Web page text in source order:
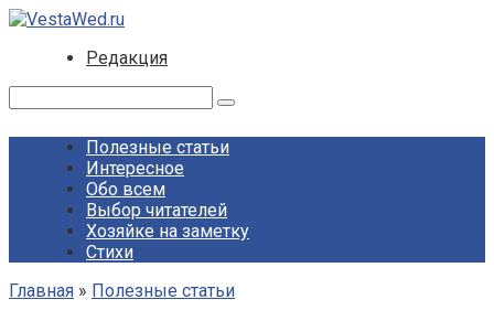
Перейти
контенту
Редакция
Полезные статьи
Интересное
Обо всем
Выбор читателей
Хозяйке на заметку
Стихи
Главная » Полезные статьи